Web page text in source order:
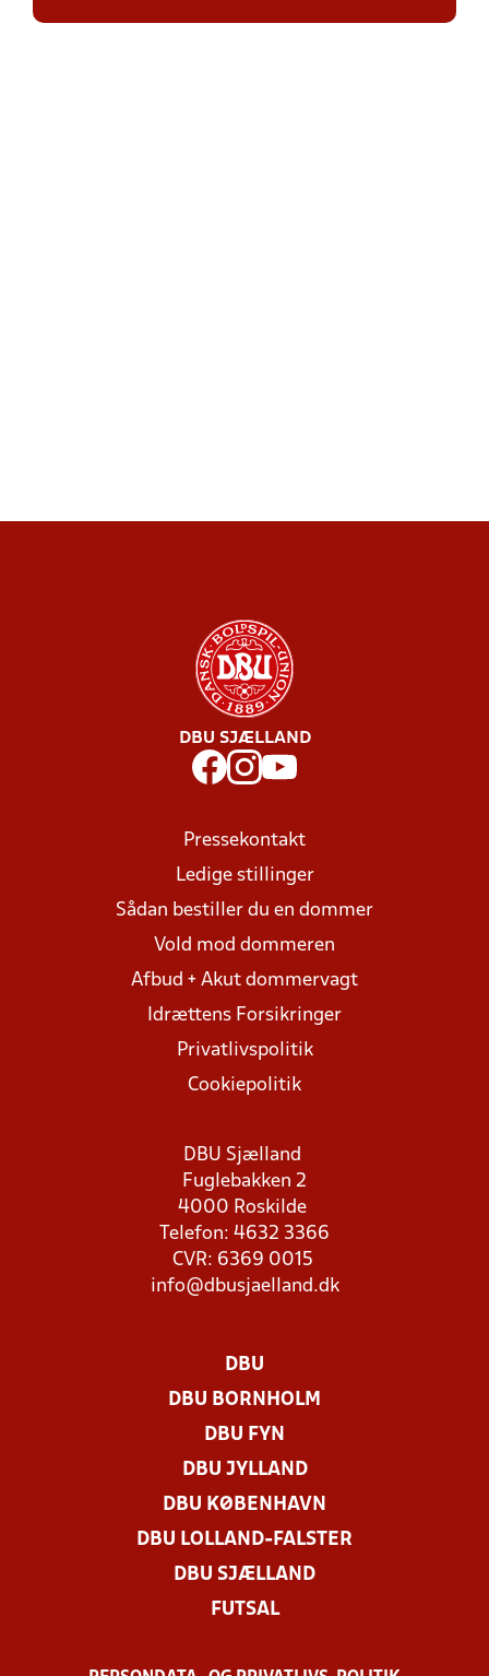
DBU SJÆLLAND
Pressekontakt
Ledige stillinger
Sådan bestiller du en dommer
Vold mod dommeren
Afbud + Akut dommervagt
Idrættens Forsikringer
Privatlivspolitik
Cookiepolitik
DBU Sjælland
Fuglebakken 2
4000 Roskilde
Telefon: 4632 3366
CVR: 6369 0015
info@dbusjaelland.dk
DBU
DBU BORNHOLM
DBU FYN
DBU JYLLAND
DBU KØBENHAVN
DBU LOLLAND-FALSTER
DBU SJÆLLAND
FUTSAL